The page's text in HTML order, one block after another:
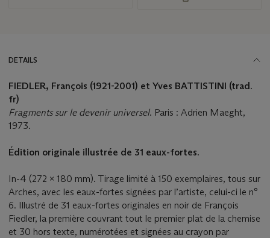
DETAILS
FIEDLER, François (1921-2001) et Yves BATTISTINI (trad.
fr)
Fragments sur le devenir universel. Paris : Adrien Maeght,
1973.
Édition originale illustrée de 31 eaux-fortes.
In-4 (272 x 180 mm). Tirage limité à 150 exemplaires, tous sur
Arches, avec les eaux-fortes signées par l’artiste, celui-ci le n°
6. Illustré de 31 eaux-fortes originales en noir de François
Fiedler, la première couvrant tout le premier plat de la chemise
et 30 hors texte, numérotées et signées au crayon par